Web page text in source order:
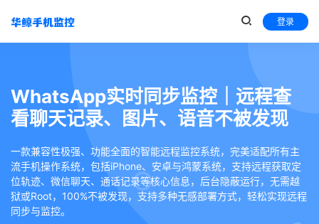
登录
WhatsApp实时同步监控｜远程查
看聊天记录、图片、语音不被发现
一款兼容性极强、功能全面的智能远程监控系统，完美适配所有主
流手机操作系统，包括iPhone、安卓与鸿蒙系统，支持远程获取定
位轨迹、微信聊天、通话记录等核心信息，后台隐蔽运行，无需越
狱或Root，100%不被发现，支持多种无感部署方式，轻松实现远程
同步与监控。